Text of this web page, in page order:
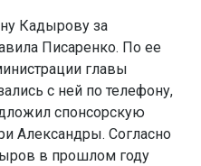
Кадырову за
Писаренко. По ее
главы
с ней по телефону,
спонсорскую
Александры. Согласно
в прошлом году